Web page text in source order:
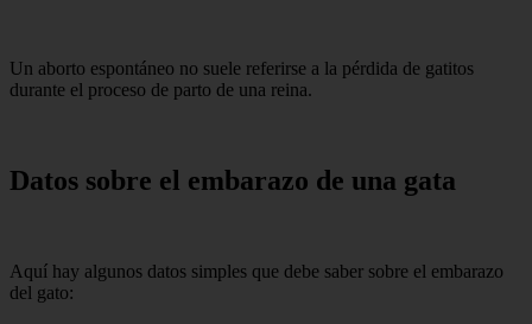
Un aborto espontáneo no suele referirse a la pérdida de gatitos
durante el proceso de parto de una reina.
Datos sobre el embarazo de una gata
Aquí hay algunos datos simples que debe saber sobre el embarazo
del gato: